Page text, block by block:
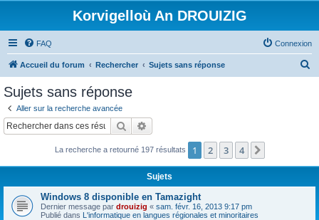
Korvigelloù An DROUIZIG
FAQ Connexion
Accueil du forum Rechercher Sujets sans réponse
c
Sujets sans réponse
Aller sur la recherche avancée
Rechercher
La recherche a retourné 197 résultats 1 2 3 4
Sujets
Windows 8 disponible en Tamazight
Dernier message par drouizig « sam. févr. 16, 2013 9:17 pm
Publié dans L'informatique en langues régionales et minoritaires